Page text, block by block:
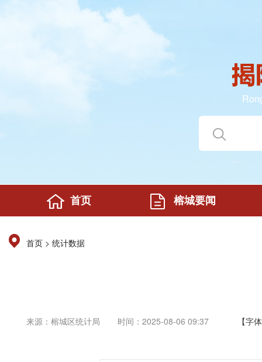
首页 榕城要闻
首页 > 统计数据
来源：榕城区统计局 时间：2025-08-06 09:37 【字